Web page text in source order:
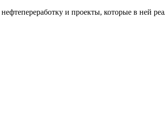
и проекты, которые в ней